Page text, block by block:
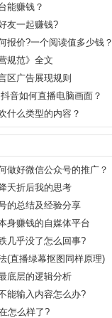
能赚钱？
友一起赚钱?
报价?一个阅读值多少钱？
规范》全文
区广告展现规则
音如何直播电脑画面？
什么类型的内容？
做好微信公众号的推广？
夭折后我的思考
的总结及经验分享
身赚钱的自媒体平台
几乎没了怎么回事?
(直播绿幕抠图同样原理)
底层的逻辑分析
能输入内容怎么办?
怎么样了?